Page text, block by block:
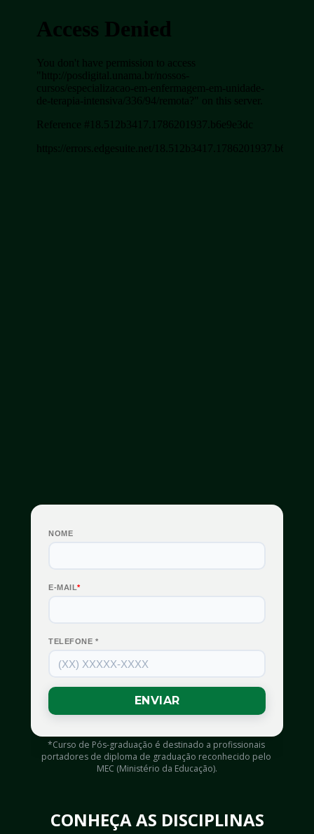
*Curso de Pós-graduação é destinado a profissionais
portadores de diploma de graduação reconhecido pelo
MEC (Ministério da Educação).
CONHEÇA AS DISCIPLINAS